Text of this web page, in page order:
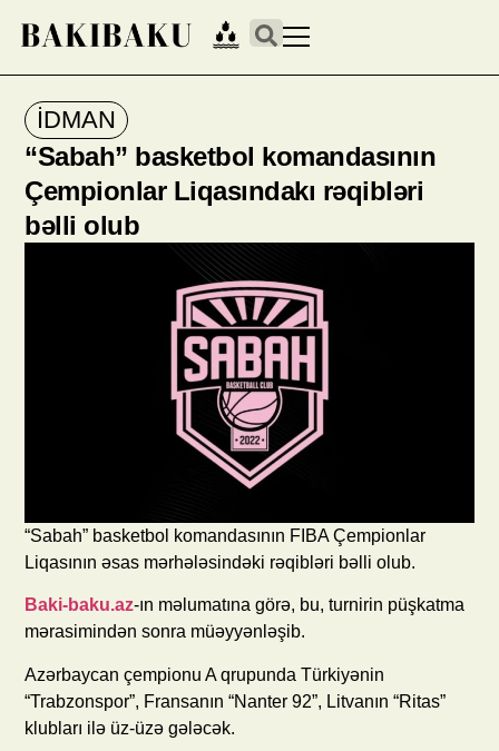
İDMAN
“Sabah” basketbol komandasının
Çempionlar Liqasındakı rəqibləri
bəlli olub
“Sabah” basketbol komandasının FIBA Çempionlar
Liqasının əsas mərhələsindəki rəqibləri bəlli olub.
Baki-baku.az-ın məlumatına görə, bu, turnirin püşkatma
mərasimindən sonra müəyyənləşib.
Azərbaycan çempionu A qrupunda Türkiyənin
“Trabzonspor”, Fransanın “Nanter 92”, Litvanın “Ritas”
klubları ilə üz-üzə gələcək.